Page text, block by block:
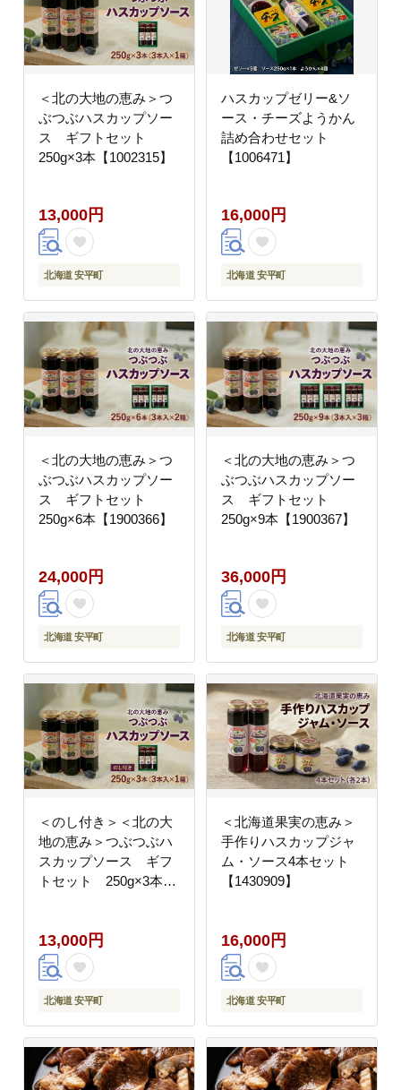
＜北の大地の恵み＞つ
ぶつぶハスカップソー
ス ギフトセット
250g×3本【1002315】
13,000円
北海道 安平町
ハスカップゼリー&ソ
ース・チーズようかん
詰め合わせセット
【1006471】
16,000円
北海道 安平町
＜北の大地の恵み＞つ
ぶつぶハスカップソー
ス ギフトセット
250g×6本【1900366】
24,000円
北海道 安平町
＜北の大地の恵み＞つ
ぶつぶハスカップソー
ス ギフトセット
250g×9本【1900367】
36,000円
北海道 安平町
＜のし付き＞＜北の大
地の恵み＞つぶつぶハ
スカップソース ギフ
トセット 250g×3本
13,000円
北海道 安平町
＜北海道果実の恵み＞
手作りハスカップジャ
ム・ソース4本セット
【1430909】
16,000円
北海道 安平町